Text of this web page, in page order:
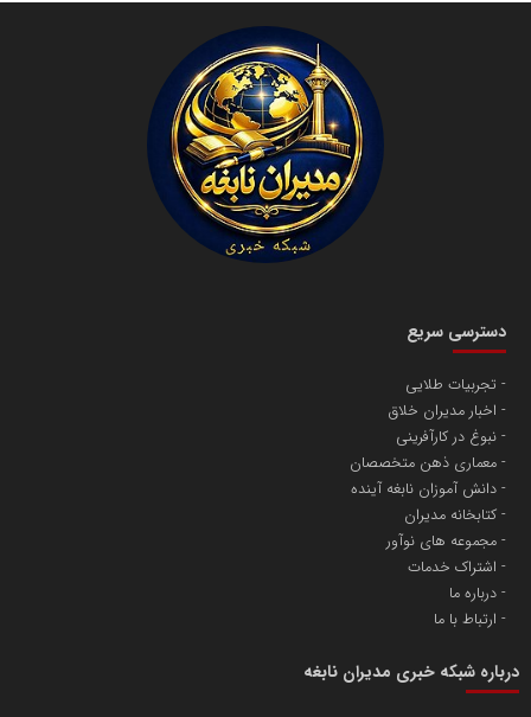
دسترسی سریع
تجربیات طلایی
اخبار مدیران خلاق
نبوغ در کارآفرینی
معماری ذهن متخصصان
دانش آموزان نابغه آینده
کتابخانه مدیران
مجموعه های نوآور
اشتراک خدمات
درباره ما
ارتباط با ما
درباره شبکه خبری مدیران نابغه